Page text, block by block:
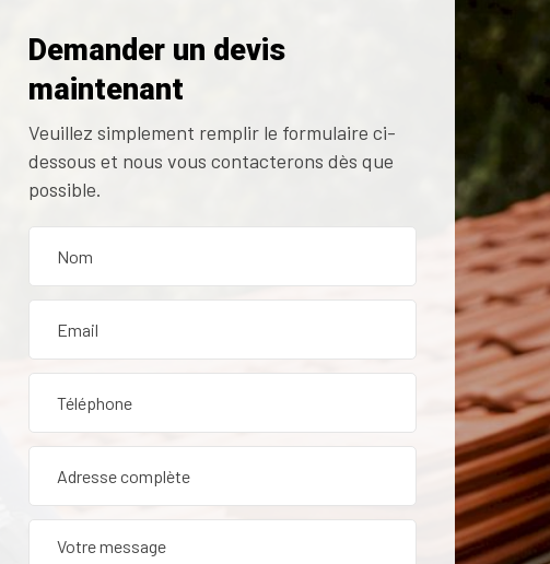
de toiture dans le
Demander un devis
maintenant
Veuillez simplement remplir le formulaire ci-
dessous et nous vous contacterons dès que
possible.